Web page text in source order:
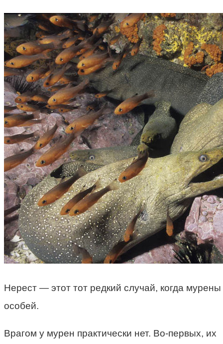
Нерест — этот тот редкий случай, когда
особей.
Врагом у мурен практически нет. Во-первых, их